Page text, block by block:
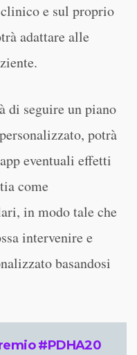
e sul proprio
adattare alle
di seguire un piano
potrà
eventuali effetti
come
in modo tale che
intervenire e
basandosi
#PDHA20